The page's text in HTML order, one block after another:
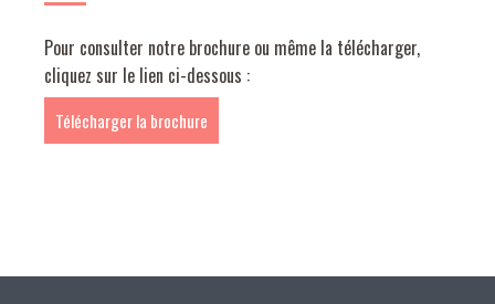
Pour consulter notre brochure ou même la télécharger,
cliquez sur le lien ci-dessous :
Télécharger la brochure